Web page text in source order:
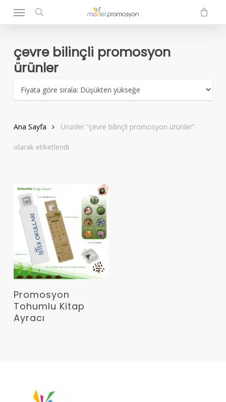
search
Menu
çevre bilinçli promosyon
ürünler
Ana Sayfa Ürünler “çevre bilinçli promosyon ürünler”
olarak etiketlendi
Promosyon
Tohumlu Kitap
Ayracı